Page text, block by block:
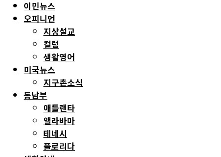
이민뉴스
오피니언
지상설교
컬럼
생활영어
미국뉴스
지구촌소식
동남부
애틀랜타
앨라바마
테네시
플로리다